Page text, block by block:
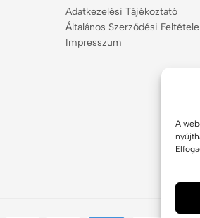
A
Adatkezelési Tájékoztató
Általános Szerződési
Impresszum